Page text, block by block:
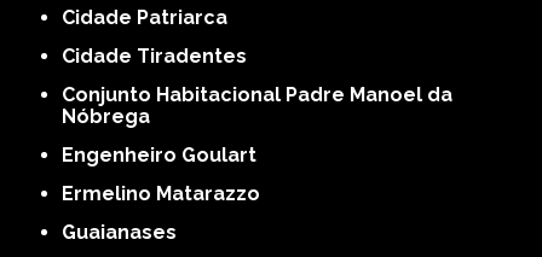
Cidade Patriarca
Cidade Tiradentes
Conjunto Habitacional Padre Manoel da
Nóbrega
Engenheiro Goulart
Ermelino Matarazzo
Guaianases